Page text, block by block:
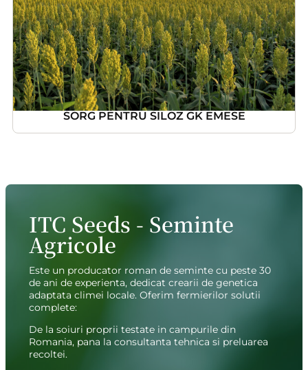
SORG PENTRU SILOZ GK EMESE
ITC Seeds - Seminte
Agricole
Este un producator roman de seminte cu peste 30
de ani de experienta, dedicat crearii de genetica
adaptata climei locale. Oferim fermierilor solutii
complete:
De la soiuri proprii testate in campurile din
Romania, pana la consultanta tehnica si preluarea
recoltei.